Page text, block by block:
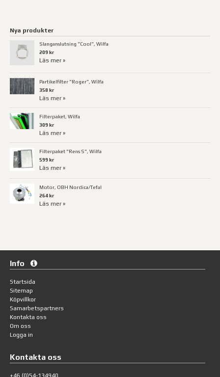
Nya produkter
Slanganslutning "Cool", Wilfa
209 kr
Läs mer »
Partikelfilter "Roger", Wilfa
358 kr
Läs mer »
Filterpaket, Wilfa
309 kr
Läs mer »
Filterpaket "Rens S", Wilfa
599 kr
Läs mer »
Motor, OBH Nordica/Tefal
264 kr
Läs mer »
Info
Startsida
Sitemap
Köpvillkor
Samarbetspartners
Kontakta oss
Om oss
Logga in
Kontakta oss
+46 (0)54-134940